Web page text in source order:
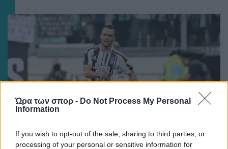
Ώρα των σπορ - Do Not Process My Personal
Information
If you wish to opt-out of the sale, sharing to third parties, or
processing of your personal or sensitive information for
ΠΟΔΟΣΦΑΙΡΟ ΑΕΚ